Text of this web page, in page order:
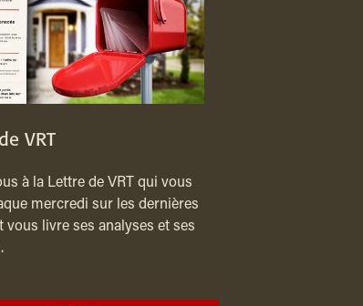
VRT
à la Lettre de VRT qui vous
mercredi sur les dernières
vous livre ses analyses et ses